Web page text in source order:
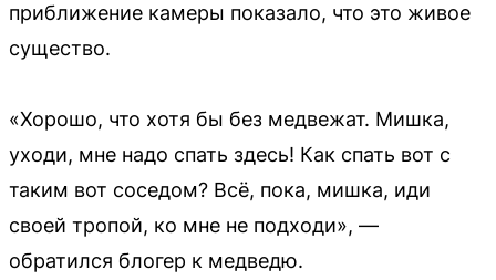
приближение камеры показало, что это живое
существо.
«Хорошо, что хотя бы без медвежат. Мишка,
уходи, мне надо спать здесь! Как спать вот с
таким вот соседом? Всё, пока, мишка, иди
своей тропой, ко мне не подходи», —
обратился блогер к медведю.